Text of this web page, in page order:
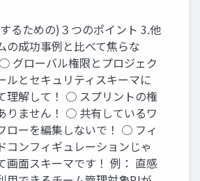
るための)３つのポイント 3.他
の成功事例と比べて焦らな
グローバル権限とプロジェク
ルとセキュリティスキーマに
理解して！ ○ スプリントの権
りません！ ○ 共有しているワ
ローを編集しないで！ ○ フィ
コンフィギュレーションじゃ
画面スキーマです！ 例： 直感